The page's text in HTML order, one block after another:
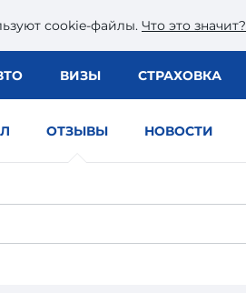
сookie-файлы. Что это значит?
ВИЗЫ СТРАХОВКА
ОТЗЫВЫ НОВОСТИ